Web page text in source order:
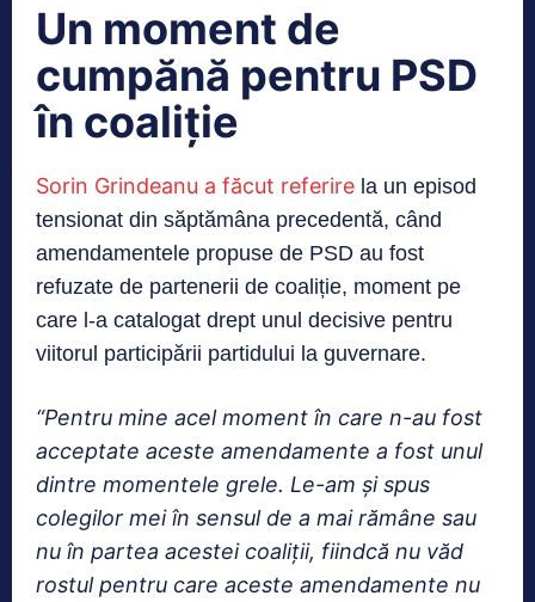
Un moment de
cumpănă pentru PSD
în coaliție
Sorin Grindeanu a făcut referire la un episod
tensionat din săptămâna precedentă, când
amendamentele propuse de PSD au fost
refuzate de partenerii de coaliție, moment pe
care l-a catalogat drept unul decisive pentru
viitorul participării partidului la guvernare.
“Pentru mine acel moment în care n-au fost
acceptate aceste amendamente a fost unul
dintre momentele grele. Le-am și spus
colegilor mei în sensul de a mai rămâne sau
nu în partea acestei coaliții, fiindcă nu văd
rostul pentru care aceste amendamente nu